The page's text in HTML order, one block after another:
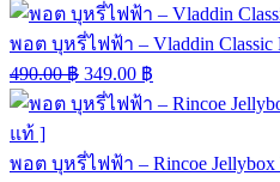
พอต บุหรี่ไฟฟ้า – Vladdin Classic
490.00฿ 349.00 ฿
พอต บุหรี่ไฟฟ้า – Rincoe